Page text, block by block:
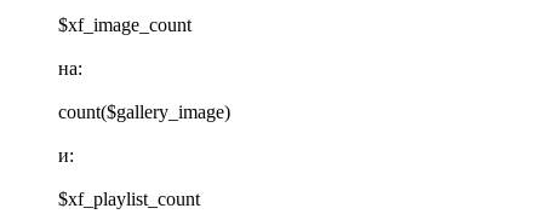
$xf_image_count
на:
count($gallery_image)
и:
$xf_playlist_count